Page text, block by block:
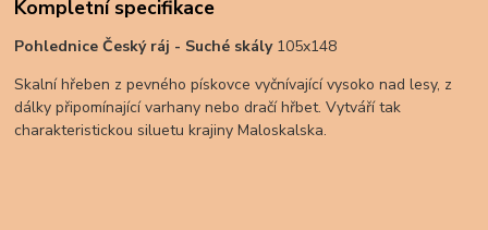
Kompletní specifikace
Pohlednice Český ráj - Suché skály105x148
Skalní hřeben z pevného pískovce vyčnívající vysoko nad lesy, z
dálky připomínající varhany nebo dračí hřbet. Vytváří tak
charakteristickou siluetu krajiny Maloskalska.